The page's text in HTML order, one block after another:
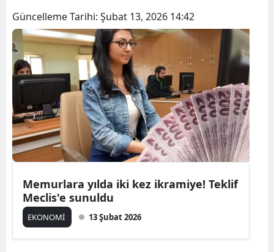
Bilecik
Bingöl
Bitlis
Bolu
Burdur
Bursa
Çanakkale
Güncelleme Tarihi: Şubat 13, 2026 14:42
Memurlara yılda iki kez ikramiye! Teklif
Meclis'e sunuldu
EKONOMİ 13 Şubat 2026